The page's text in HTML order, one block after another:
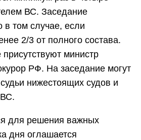
ВС. Заседание
в том случае, если
2/3 от полного состава.
министр
РФ. На заседание могут
нижестоящих судов и
для решения важных
дня оглашается